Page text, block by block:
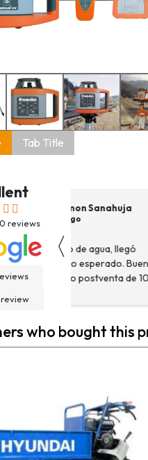
Tab Title
reviews
〈
Luis Ortega
8 months ago
El pedido cumplió con
me aconsejaron muy
who bought this